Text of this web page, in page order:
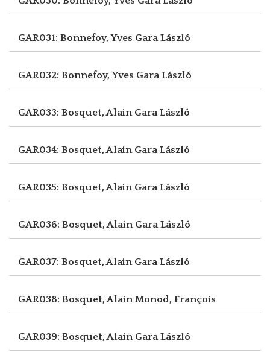
GAR031: Bonnefoy, Yves Gara László
GAR032: Bonnefoy, Yves Gara László
GAR033: Bosquet, Alain Gara László
GAR034: Bosquet, Alain Gara László
GAR035: Bosquet, Alain Gara László
GAR036: Bosquet, Alain Gara László
GAR037: Bosquet, Alain Gara László
GAR038: Bosquet, AlainMonod, François
GAR039: Bosquet, Alain Gara László